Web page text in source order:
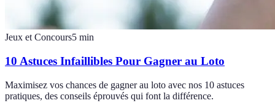
Jeux et Concours5 min
10 Astuces Infaillibles Pour Gagner au Loto
Maximisez vos chances de gagner au loto avec nos 10 astuces
pratiques, des conseils éprouvés qui font la différence.